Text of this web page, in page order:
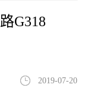
G318
2019-07-20